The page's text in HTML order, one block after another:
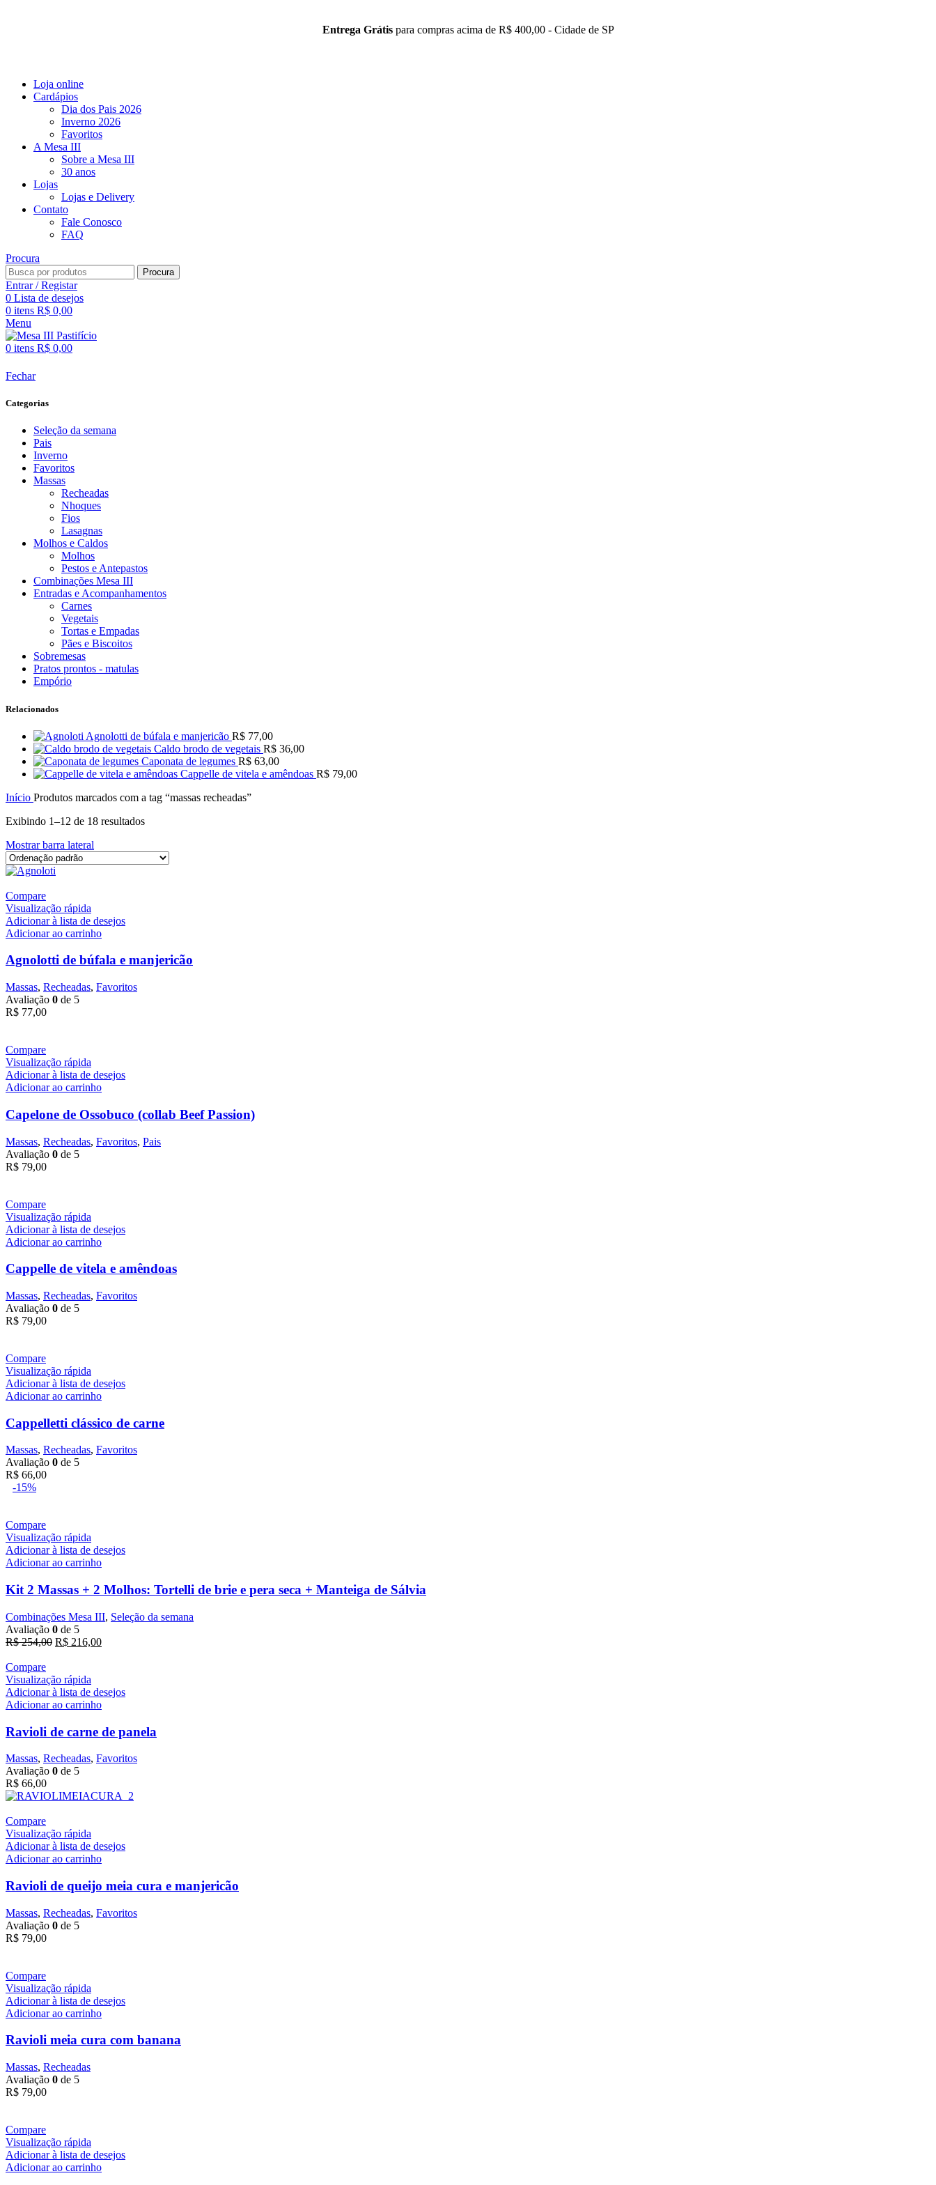
Entrega Grátispara compras acima de R$ 400,00 - Cidade de SP
Loja online
Cardápios
Dia dos Pais 2026
Inverno 2026
Favoritos​
A Mesa III
Sobre a Mesa III
30 anos
Lojas
Lojas e Delivery
Contato
Fale Conosco
FAQ
Procura
Procura
Entrar / Registar
0 Lista de desejos
0 itens R$ 0,00
Menu
0 itens R$ 0,00
Fechar
Categorias
Seleção da semana
Pais
Inverno
Favoritos
Massas
Recheadas
Nhoques
Fios
Lasagnas
Molhos e Caldos
Molhos
Pestos e Antepastos
Combinações Mesa III
Entradas e Acompanhamentos
Carnes
Vegetais
Tortas e Empadas
Pães e Biscoitos
Sobremesas
Pratos prontos - matulas
Empório
Relacionados
Agnolotti de búfala e manjericão R$ 77,00
Caldo brodo de vegetais R$ 36,00
Caponata de legumes R$ 63,00
Cappelle de vitela e amêndoas R$ 79,00
Início Produtos marcados com a tag “massas recheadas”
Exibindo 1–12 de 18 resultados
Mostrar barra lateral
Compare
Visualização rápida
Adicionar à lista de desejos
Adicionar ao carrinho
Agnolotti de búfala e manjericão
Massas, Recheadas, Favoritos
Avaliação 0 de 5
R$ 77,00
Compare
Visualização rápida
Adicionar à lista de desejos
Adicionar ao carrinho
Capelone de Ossobuco (collab Beef Passion)
Massas, Recheadas, Favoritos, Pais
Avaliação 0 de 5
R$ 79,00
Compare
Visualização rápida
Adicionar à lista de desejos
Adicionar ao carrinho
Cappelle de vitela e amêndoas
Massas, Recheadas, Favoritos
Avaliação 0 de 5
R$ 79,00
Compare
Visualização rápida
Adicionar à lista de desejos
Adicionar ao carrinho
Cappelletti clássico de carne
Massas, Recheadas, Favoritos
Avaliação 0 de 5
R$ 66,00
-15%
Compare
Visualização rápida
Adicionar à lista de desejos
Adicionar ao carrinho
Kit 2 Massas + 2 Molhos: Tortelli de brie e pera seca + Manteiga de Sálvia
Combinações Mesa III, Seleção da semana
Avaliação 0 de 5
R$254,00 R$ 216,00
Compare
Visualização rápida
Adicionar à lista de desejos
Adicionar ao carrinho
Ravioli de carne de panela
Massas, Recheadas, Favoritos
Avaliação 0 de 5
R$ 66,00
Compare
Visualização rápida
Adicionar à lista de desejos
Adicionar ao carrinho
Ravioli de queijo meia cura e manjericão
Massas, Recheadas, Favoritos
Avaliação 0 de 5
R$ 79,00
Compare
Visualização rápida
Adicionar à lista de desejos
Adicionar ao carrinho
Ravioli meia cura com banana
Massas, Recheadas
Avaliação 0 de 5
R$ 79,00
Compare
Visualização rápida
Adicionar à lista de desejos
Adicionar ao carrinho